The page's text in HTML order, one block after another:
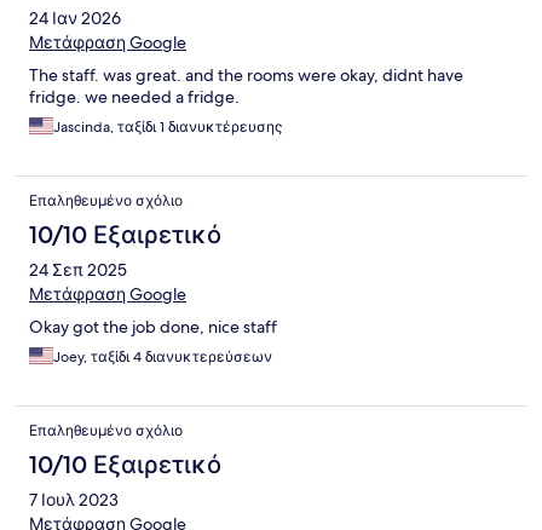
24 Ιαν 2026
Μετάφραση Google
The staff. was great. and the rooms were okay, didnt have
fridge. we needed a fridge.
Jascinda, ταξίδι 1 διανυκτέρευσης
Επαληθευμένο σχόλιο
10/10 Εξαιρετικό
24 Σεπ 2025
Μετάφραση Google
Okay got the job done, nice staff
Joey, ταξίδι 4 διανυκτερεύσεων
Επαληθευμένο σχόλιο
10/10 Εξαιρετικό
7 Ιουλ 2023
Μετάφραση Google